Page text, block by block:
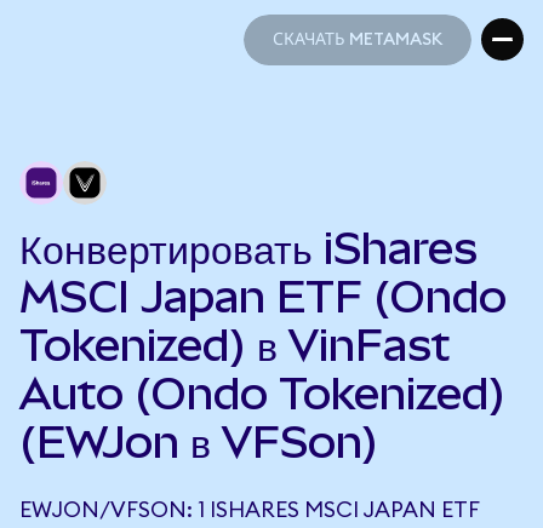
СКАЧАТЬ METAMASK
Конвертировать iShares
MSCI Japan ETF (Ondo
Tokenized) в VinFast
Auto (Ondo Tokenized)
(EWJon в VFSon)
EWJON/VFSON: 1 ISHARES MSCI JAPAN ETF